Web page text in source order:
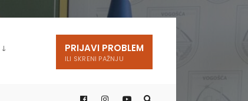
PRIJAVI PROBLEM
ILI SKRENI PAŽNJU